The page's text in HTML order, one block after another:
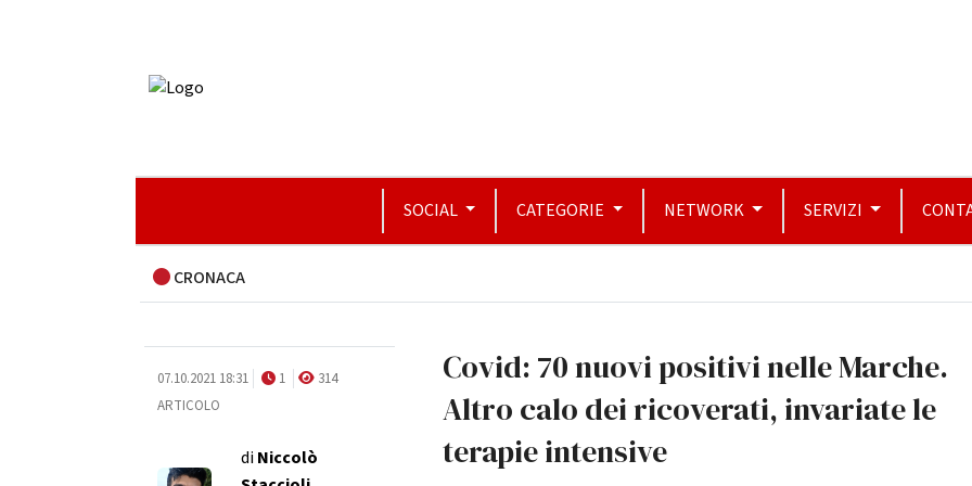
SOCIAL CATEGORIE NETWORK SERVIZI
CRONACA
07.10.2021 18:31 1
314
ARTICOLO
diNiccolò
Covid: 70 nuovi positivi nelle Marche.
Altro calo dei ricoverati, invariate le
terapie intensive